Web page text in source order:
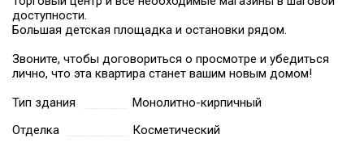
доступности.
Большая детская площадка и остановки рядом.
Звоните, чтобы договориться о просмотре и убедиться
лично, что эта квартира станет вашим новым домом!
Монолитно-кирпичный
Тип здания
Косметический
Отделка